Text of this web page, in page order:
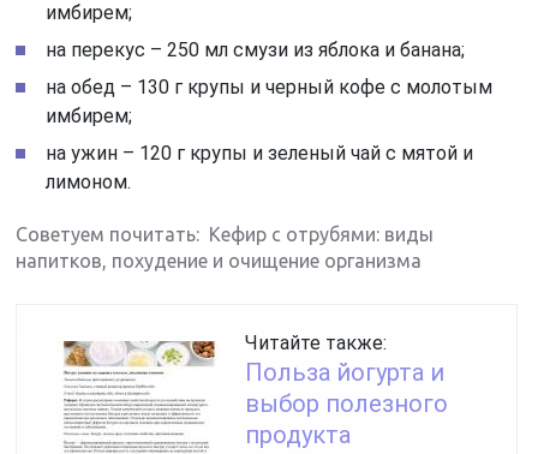
имбирем;
на перекус – 250 мл смузи из яблока и банана;
на обед – 130 г крупы и черный кофе с молотым
имбирем;
на ужин – 120 г крупы и зеленый чай с мятой и
лимоном.
Советуем почитать: Кефир с отрубями: виды
напитков, похудение и очищение организма
Читайте также:
Польза йогурта и
выбор полезного
продукта